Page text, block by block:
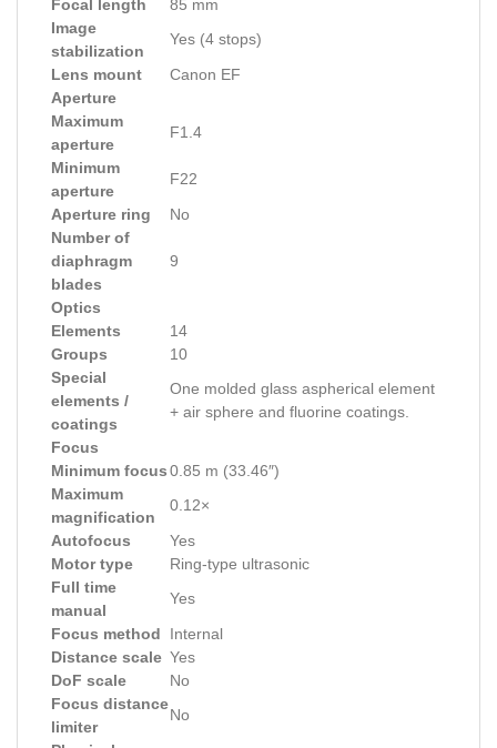
Focal length
85 mm
Image
stabilization
Yes (4 stops)
Lens mount
Canon EF
Aperture
Maximum
aperture
F1.4
Minimum
aperture
F22
Aperture ring
No
Number of
diaphragm
blades
9
Optics
Elements
14
Groups
10
Special
elements /
coatings
One molded glass aspherical element
+ air sphere and fluorine coatings.
Focus
Minimum focus0.85 m (33.46″)
Maximum
magnification
0.12×
Autofocus
Yes
Motor type
Ring-type ultrasonic
Full time
manual
Yes
Focus method
Internal
Distance scale Yes
DoF scale
No
Focus distance
limiter
No